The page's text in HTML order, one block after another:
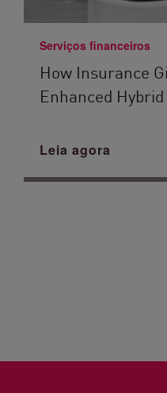
Serviços financeiros
How Insurance
Enhanced
Leia agora